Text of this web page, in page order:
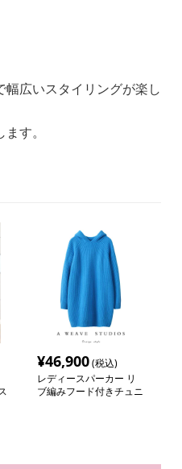
広いスタイリングが楽し
す。
¥46,900(税込)
レディースパーカー リ
ブ編みフード付きチュニ